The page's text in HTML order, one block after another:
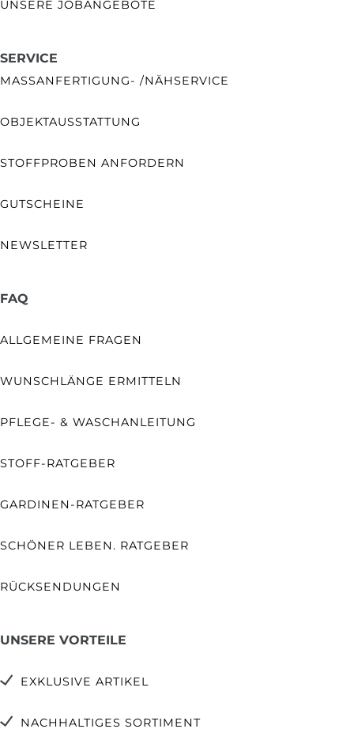
UNSERE JOBANGEBOTE
SERVICE
MASSANFERTIGUNG- /NÄHSERVICE
OBJEKTAUSSTATTUNG
STOFFPROBEN ANFORDERN
GUTSCHEINE
NEWSLETTER
FAQ
ALLGEMEINE FRAGEN
WUNSCHLÄNGE ERMITTELN
PFLEGE- & WASCHANLEITUNG
STOFF-RATGEBER
GARDINEN-RATGEBER
SCHÖNER LEBEN. RATGEBER
RÜCKSENDUNGEN
UNSERE VORTEILE
EXKLUSIVE ARTIKEL
NACHHALTIGES SORTIMENT